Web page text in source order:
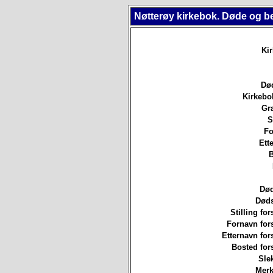
Nøtterøy kirkebok. Døde og
Stilling
Fornavn
Etternavn
Bosted